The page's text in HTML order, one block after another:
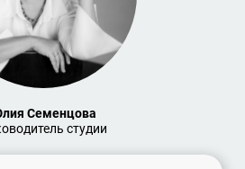
Семенцова
студии